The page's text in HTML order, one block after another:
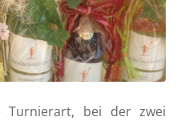
Turnierart, bei der zwei